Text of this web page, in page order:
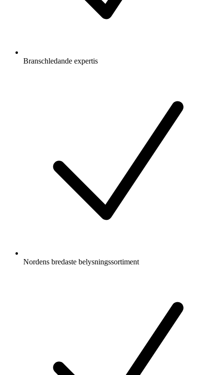
Branschledande expertis
Nordens bredaste belysningssortiment